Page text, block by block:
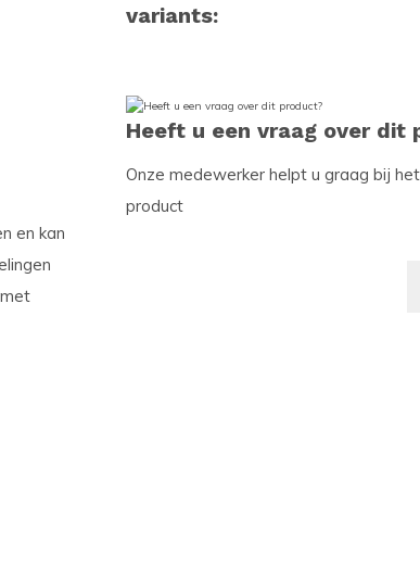
variants:
en kan
Heeft u een vraag over dit
Onze medewerker helpt u graag bij
product